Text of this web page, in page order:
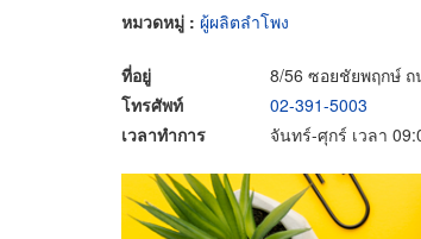
หมวดหมู่ : ผู้ผลิตลำโพง
ที่อยู่
8/56 ซอยชัยพฤกษ์
โทรศัพท์
02-391-5003
เวลาทำการ
จันทร์-ศุกร์ เวลา